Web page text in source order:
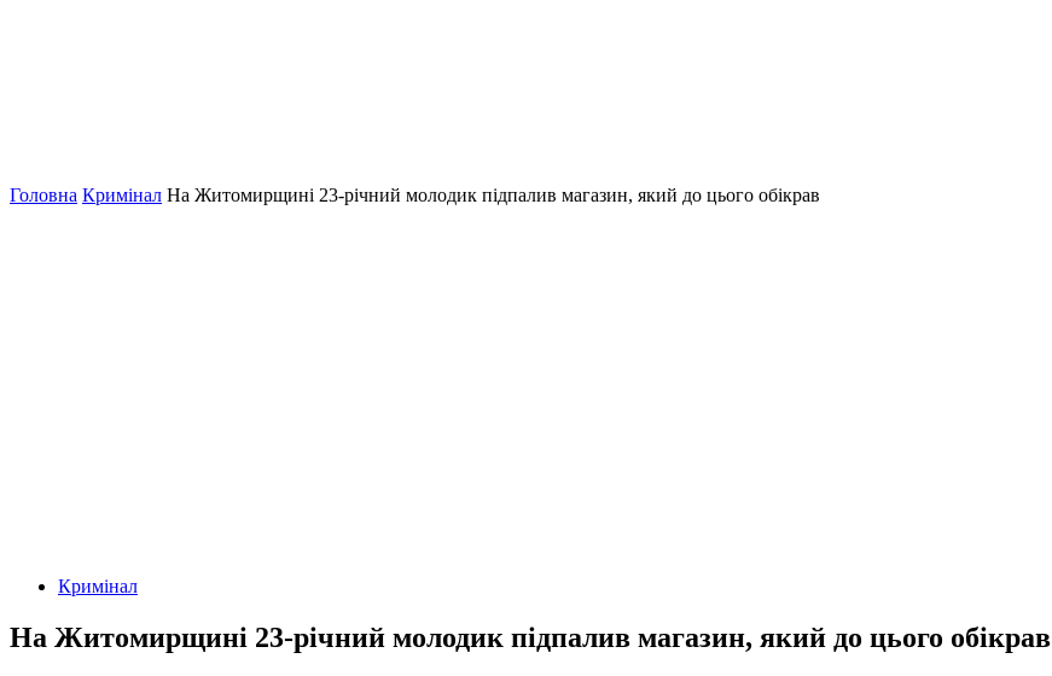
Головна Кримінал На Житомирщині 23-річний молодик підпалив магазин, який до цього обікрав
Кримінал
На Житомирщині 23-річний молодик підпалив магазин, який до цього обікрав